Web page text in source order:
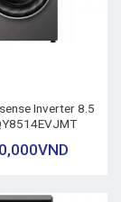
Inverter 8.5
VND